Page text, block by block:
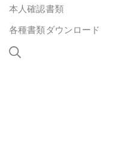
本人確認書類
各種書類ダウンロード